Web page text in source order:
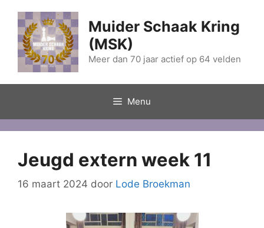
naar
inhoud
Muider Schaak Kring
(MSK)
Meer dan 70 jaar actief op 64 velden
Menu
Jeugd extern week 11
16 maart 2024 door Lode Broekman